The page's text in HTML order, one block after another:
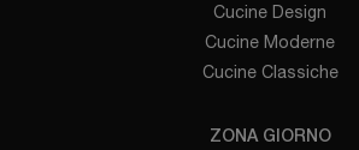
Cucine Design
Cucine Moderne
Cucine Classiche
ZONA GIORNO